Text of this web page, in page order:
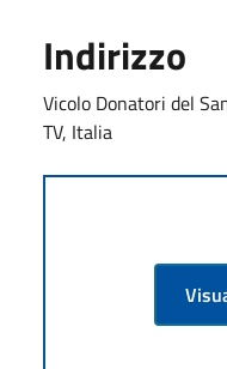
Indirizzo
Vicolo Donatori del
TV, Italia